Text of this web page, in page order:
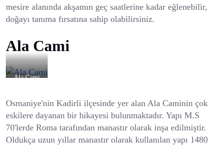
mesire alanında akşamın geç saatlerine kadar eğlenebilir,
doğayı tanıma fırsatına sahip olabilirsiniz.
Ala Cami
Ala Cami
Osmaniye'nin Kadirli ilçesinde yer alan Ala Caminin çok
eskilere dayanan bir hikayesi bulunmaktadır. Yapı M.S
70'lerde Roma tarafından manastır olarak inşa edilmiştir.
Oldukça uzun yıllar manastır olarak kullanılan yapı 1480